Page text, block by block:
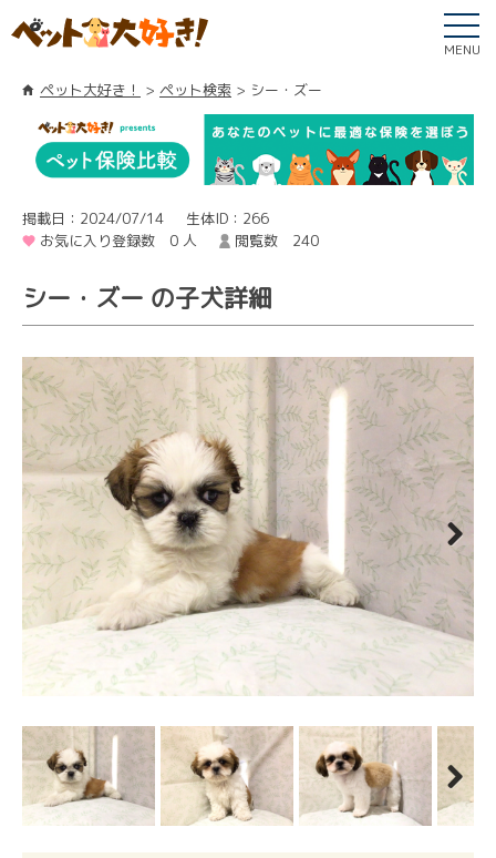
MENU
ペット大好き！ ペット検索 シー・ズー
掲載日：2024/07/14
生体ID：266
お気に入り登録数 0 人
閲覧数 240
シー・ズー の子犬詳細
Next
Next